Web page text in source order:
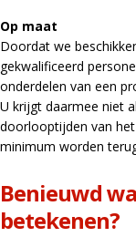
Op maat
Doordat we
gekwalificeerd
onderdelen van een
U krijgt daarmee niet
doorlooptijden van
minimum worden
Benieuwd
betekenen?